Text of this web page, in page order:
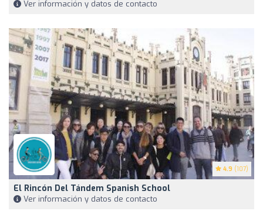
Ver información y datos de contacto
4.9 (107)
El Rincón Del Tándem Spanish School
Ver información y datos de contacto